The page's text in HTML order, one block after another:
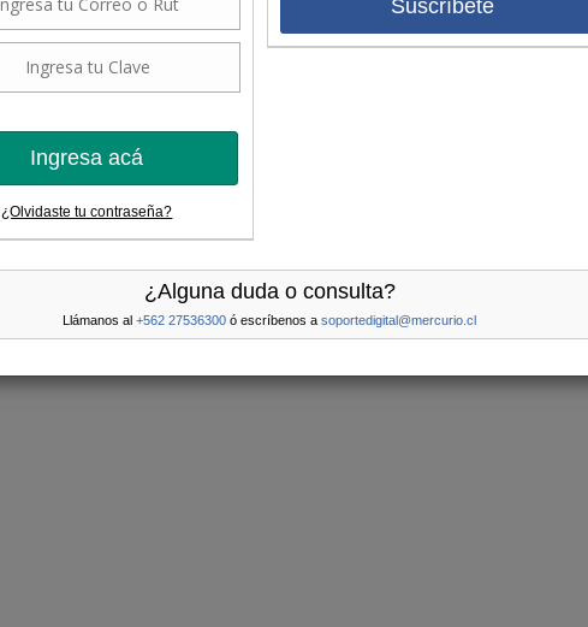
Ingresa acá
¿Olvidaste tu contraseña?
Suscríbete
¿Alguna duda o consulta?
Llámanos al +562 27536300 ó escríbenos a soportedigital@mercurio.cl